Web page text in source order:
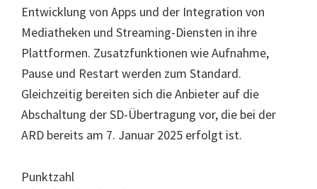
Entwicklung von Apps und der Integration von
Mediatheken und Streaming-Diensten in ihre
Plattformen. Zusatzfunktionen wie Aufnahme,
Pause und Restart werden zum Standard.
Gleichzeitig bereiten sich die Anbieter auf die
Abschaltung der SD-Übertragung vor, die bei der
ARD bereits am 7. Januar 2025 erfolgt ist.
Punktzahl